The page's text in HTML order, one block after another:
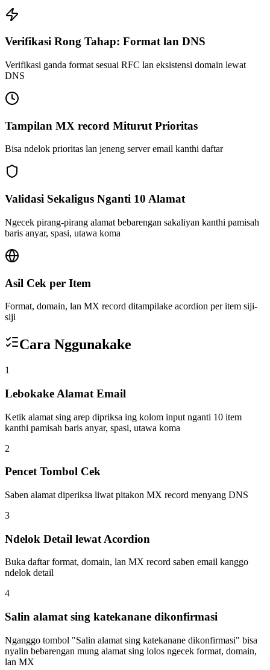
Verifikasi Rong Tahap: Format lan DNS
Verifikasi ganda format sesuai RFC lan eksistensi domain lewat
DNS
Tampilan MX record Miturut Prioritas
Bisa ndelok prioritas lan jeneng server email kanthi daftar
Validasi Sekaligus Nganti 10 Alamat
Ngecek pirang-pirang alamat bebarengan sakaliyan kanthi pamisah
baris anyar, spasi, utawa koma
Asil Cek per Item
Format, domain, lan MX record ditampilake acordion per item siji-
siji
Cara Nggunakake
1
Lebokake Alamat Email
Ketik alamat sing arep dipriksa ing kolom input nganti 10 item
kanthi pamisah baris anyar, spasi, utawa koma
2
Pencet Tombol Cek
Saben alamat diperiksa liwat pitakon MX record menyang DNS
3
Ndelok Detail lewat Acordion
Buka daftar format, domain, lan MX record saben email kanggo
ndelok detail
4
Salin alamat sing katekanane dikonfirmasi
Nganggo tombol "Salin alamat sing katekanane dikonfirmasi" bisa
nyalin bebarengan mung alamat sing lolos ngecek format, domain,
lan MX